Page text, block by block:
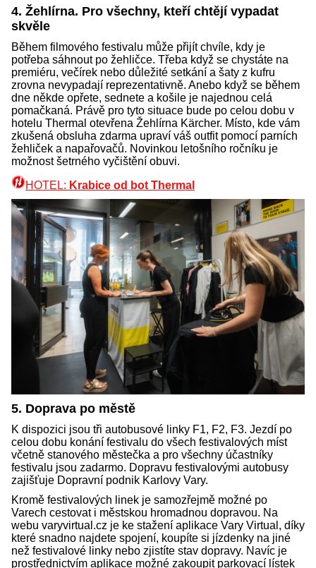
4. Žehlírna. Pro všechny, kteří chtějí vypadat
skvěle
Během filmového festivalu může přijít chvíle, kdy je
potřeba sáhnout po žehličce. Třeba když se chystáte na
premiéru, večírek nebo důležité setkání a šaty z kufru
zrovna nevypadají reprezentativně. Anebo když se během
dne někde opřete, sednete a košile je najednou celá
pomačkaná. Právě pro tyto situace bude po celou dobu v
hotelu Thermal otevřena Žehlírna Kärcher. Místo, kde vám
zkušená obsluha zdarma upraví váš outfit pomocí parních
žehliček a napařovačů. Novinkou letošního ročníku je
možnost šetrného vyčištění obuvi.
HOTEL: Krabice od bot Thermal
5. Doprava po městě
K dispozici jsou tři autobusové linky F1, F2, F3. Jezdí po
celou dobu konání festivalu do všech festivalových míst
včetně stanového městečka a pro všechny účastníky
festivalu jsou zadarmo. Dopravu festivalovými autobusy
zajišťuje Dopravní podnik Karlovy Vary.
Kromě festivalových linek je samozřejmě možné po
Varech cestovat i městskou hromadnou dopravou. Na
webu varyvirtual.cz je ke stažení aplikace Vary Virtual, díky
které snadno najdete spojení, koupíte si jízdenky na jiné
než festivalové linky nebo zjistíte stav dopravy. Navíc je
prostřednictvím aplikace možné zakoupit parkovací lístek